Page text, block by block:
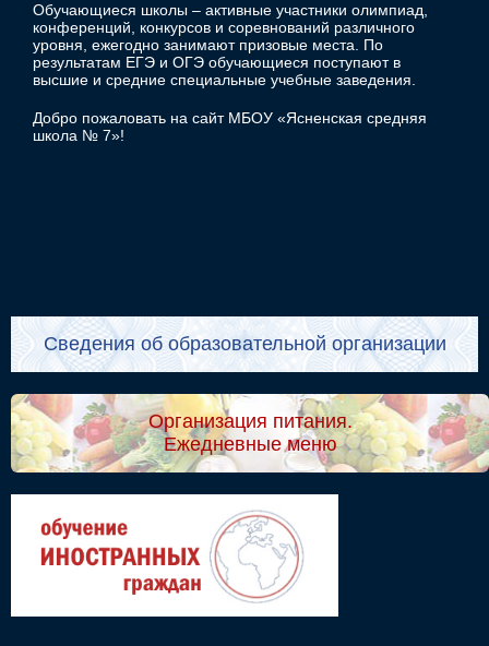
Обучающиеся школы – активные участники олимпиад,
конференций, конкурсов и соревнований различного
уровня, ежегодно занимают призовые места. По
результатам ЕГЭ и ОГЭ обучающиеся поступают в
высшие и средние специальные учебные заведения.
Добро пожаловать на сайт МБОУ «Ясненская средняя
школа № 7»!
Сведения об образовательной организации
Организация питания.
Ежедневные меню